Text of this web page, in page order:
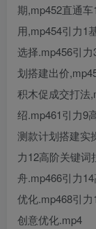
期,mp452直通
用,mp454引力1
选择.mp456引
划搭建出价
积木促成交打法
绍.mp461引力9
测款计划搭建实
力12高阶关键词
舟.mp466引力
优化.mp468引
创意优化.mp4